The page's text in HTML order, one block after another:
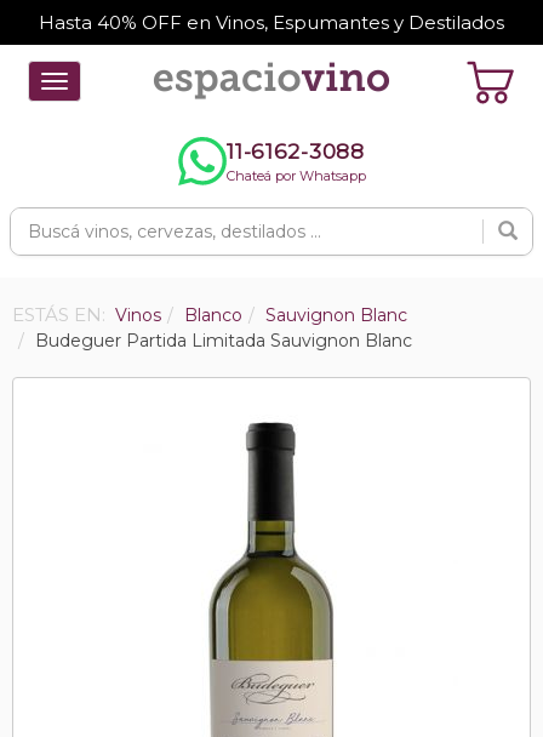
Hasta 40% OFF en Vinos, Espumantes y Destilados
Toggle
navigation
11-6162-3088
Chateá por Whatsapp
ESTÁS EN: Vinos Blanco
Sauvignon Blanc
Budeguer Partida Limitada Sauvignon Blanc